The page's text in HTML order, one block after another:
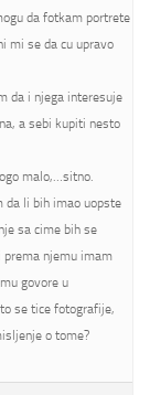
da fotkam portrete
mi se da cu upravo
da i njega interesuje
a sebi kupiti nesto
malo,…sitno.
da li bih imao uopste
sa cime bih se
prema njemu imam
govore u
se tice fotografije,
o tome?